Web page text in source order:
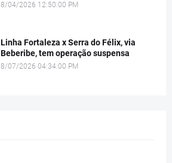
8/04/2026 12:50:00 PM
Linha Fortaleza x Serra do Félix, via
Beberibe, tem operação suspensa
8/07/2026 04:34:00 PM